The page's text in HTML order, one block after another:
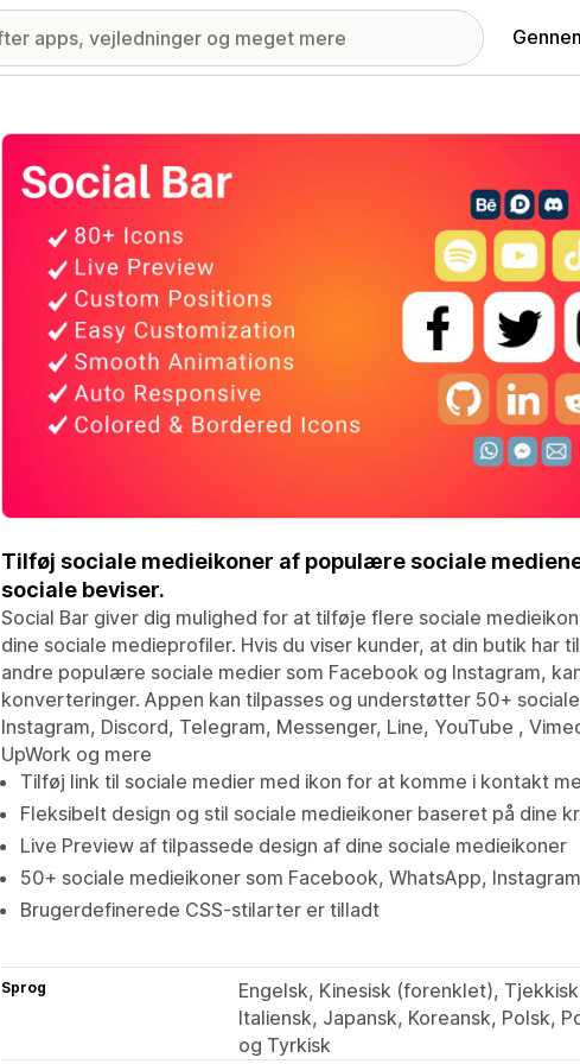
Galleri med udvalgte billeder
Tilføj sociale medieikoner af populære sociale
sociale beviser.
Social Bar giver dig mulighed for at tilføje flere sociale
dine sociale medieprofiler. Hvis du viser kunder, at din butik
andre populære sociale medier som Facebook og Instagram,
konverteringer. Appen kan tilpasses og understøtter 50+
Instagram, Discord, Telegram, Messenger, Line, YouTube ,
UpWork og mere
Tilføj link til sociale medier med ikon for at komme i kontakt
Fleksibelt design og stil sociale medieikoner baseret på dine
Live Preview af tilpassede design af dine sociale medieikoner
50+ sociale medieikoner som Facebook, WhatsApp,
Brugerdefinerede CSS-stilarter er tilladt
Sprog
Engelsk, Kinesisk (forenklet),
Italiensk, Japansk, Koreansk, Polsk,
og Tyrkisk